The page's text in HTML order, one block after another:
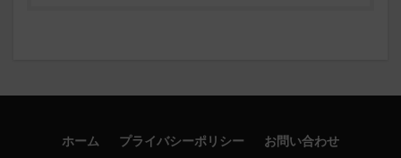
ホーム プライバシーポリシー お問い合わせ